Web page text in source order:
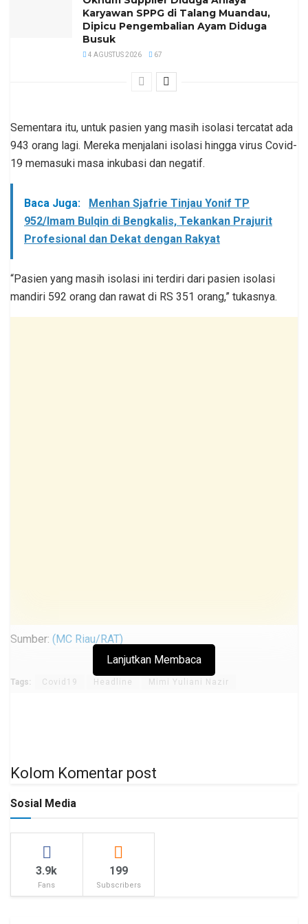
Karyawan SPPG di Talang Muandau,
Dipicu Pengembalian Ayam Diduga
Busuk
4 AGUSTUS 2026 67
Sementara itu, untuk pasien yang masih isolasi tercatat ada
943 orang lagi. Mereka menjalani isolasi hingga virus Covid-
19 memasuki masa inkubasi dan negatif.
Baca Juga:
Menhan Sjafrie Tinjau Yonif TP
952/Imam Bulqin di Bengkalis, Tekankan Prajurit
Profesional dan Dekat dengan Rakyat
“Pasien yang masih isolasi ini terdiri dari pasien isolasi
mandiri 592 orang dan rawat di RS 351 orang,” tukasnya.
Sumber: (MC Riau/RAT)
Lanjutkan Membaca
Tags: Covid19 Headline Mimi Yuliani Nazir
Kolom Komentar post
Sosial Media
3.9k
Fans
199
Subscribers